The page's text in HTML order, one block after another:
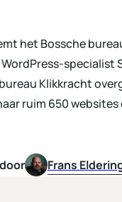
het Bossche
specialist
Klikkracht
ruim 650 websites
Frans